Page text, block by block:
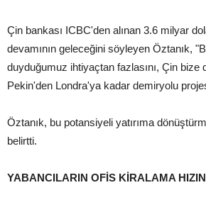
Çin bankası ICBC'den alınan 3.6 milyar
devamının geleceğini söyleyen Öztanık,
duyduğumuz ihtiyaçtan fazlasını, Çin bize
Pekin'den Londra'ya kadar demiryolu
Öztanık, bu potansiyeli yatırıma
belirtti.
YABANCILARIN OFİS KİRALAMA